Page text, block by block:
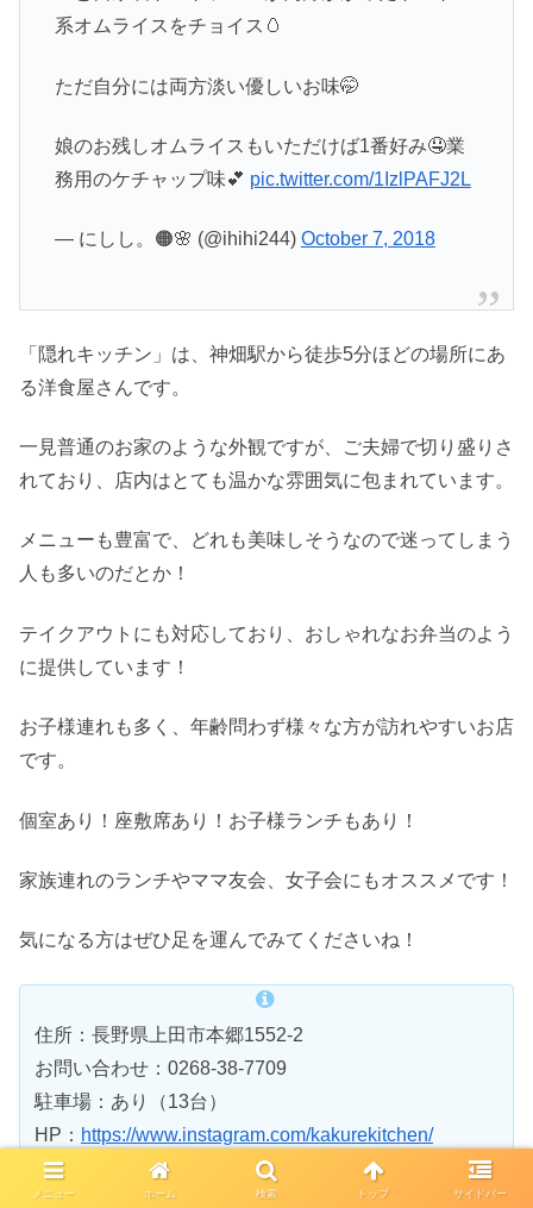
系オムライスをチョイス🥚
ただ自分には両方淡い優しいお味🤭
娘のお残しオムライスもいただけば1番好み🤤業
務用のケチャップ味💕 pic.twitter.com/1IzlPAFJ2L
— にしし。🟠🌸 (@ihihi244) October 7, 2018
「隠れキッチン」は、神畑駅から徒歩5分ほどの場所にあ
る洋食屋さんです。
一見普通のお家のような外観ですが、ご夫婦で切り盛りさ
れており、店内はとても温かな雰囲気に包まれています。
メニューも豊富で、どれも美味しそうなので迷ってしまう
人も多いのだとか！
テイクアウトにも対応しており、おしゃれなお弁当のよう
に提供しています！
お子様連れも多く、年齢問わず様々な方が訪れやすいお店
です。
個室あり！座敷席あり！お子様ランチもあり！
家族連れのランチやママ友会、女子会にもオススメです！
気になる方はぜひ足を運んでみてくださいね！
住所：長野県上田市本郷1552-2
お問い合わせ：0268-38-7709
駐車場：あり（13台）
HP： https://www.instagram.com/kakurekitchen/
メニュー ホーム 検索 トップ サイドバー